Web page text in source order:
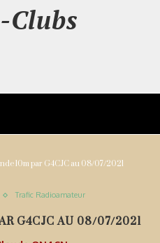
Clubs
10m par G4CJC au 08/07/2021
Trafic Radioamateur
G4CJC AU 08/07/2021